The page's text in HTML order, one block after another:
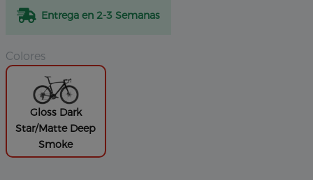
Entrega en 2-3 Semanas
Colores
Gloss Dark
Star/Matte Deep
Smoke